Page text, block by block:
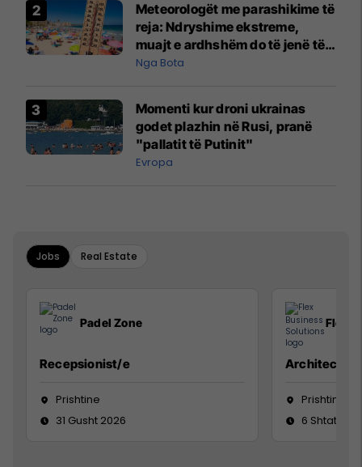
Meteorologët me parashikime të
reja: Ndryshime ekstreme,
muajt e ardhshëm do të jenë të
pazakontë
Nga Bota
Momenti kur droni ukrainas
godet plazhin në Rusi, pranë
"pallatit të Putinit"
Evropa
Jobs Real Estate
Padel Zone
Recepsionist/e
Prishtine
31 Gusht 2026
Flex
Architect
Prishtinë
6 Shtator